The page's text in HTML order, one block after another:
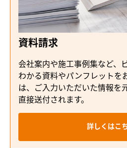
資料請求
会社案内や施工事例集など、
わかる資料やパンフレットを
は、ご入力いただいた情報を
直接送付されます。
詳しくはこ